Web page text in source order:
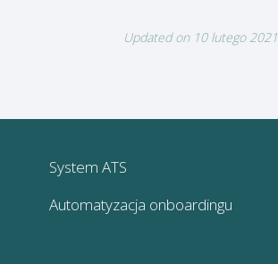
Updated on 10 lutego 2021
System ATS
Automatyzacja onboardingu